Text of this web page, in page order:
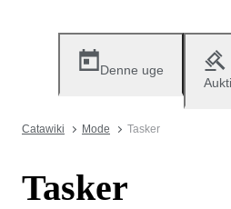
Denne uge
Catawiki Mode Tasker
Tasker